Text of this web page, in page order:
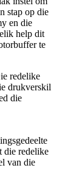
stap op die
en die
help dit
te
redelike
drukverskil
die
die redelike
van die